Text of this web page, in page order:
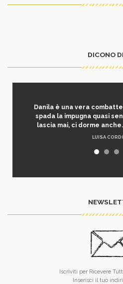
DICONO
Danila è una vera
spada la impugna quasi
lascia mai, ci dorme
LUISA
Iscriviti per Ricevere
Inserisci il tuo